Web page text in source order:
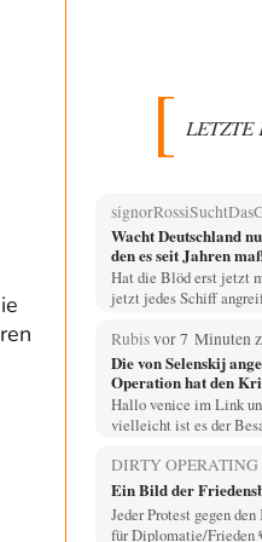
LETZTE
Wacht Deutschland
den es seit Jahren
Hat die Blöd erst jetzt
jetzt jedes Schiff
Rubisvor 7 Minuten
Die von Selenskij
Operation hat den
Hallo venice im Link
vielleicht ist es der
DIRTY OPERATING
Ein Bild der
Jeder Protest gegen
für Diplomatie/